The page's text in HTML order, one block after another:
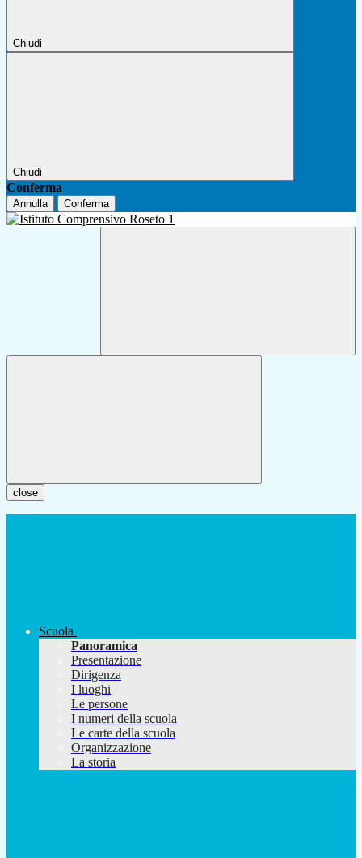
Chiudi
Chiudi
Conferma
Annulla Conferma
close
Scuola
Panoramica
Presentazione
Dirigenza
I luoghi
Le persone
I numeri della scuola
Le carte della scuola
Organizzazione
La storia